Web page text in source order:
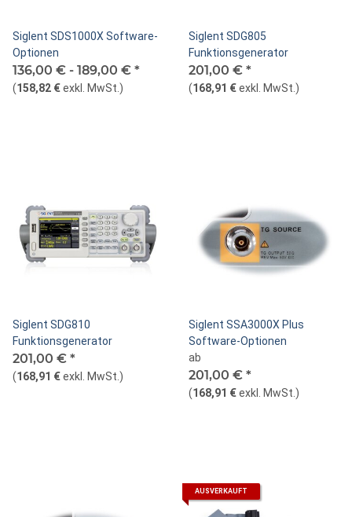
Siglent SDS1000X Software-
Optionen
136,00 € - 189,00 € *
(158,82 €exkl. MwSt. )
Siglent SDG805
Funktionsgenerator
201,00 € *
(168,91 €exkl. MwSt. )
Siglent SDG810
Funktionsgenerator
201,00 € *
(168,91 €exkl. MwSt. )
Siglent SSA3000X Plus
Software-Optionen
ab
201,00 € *
(168,91 €exkl. MwSt. )
AUSVERKAUFT